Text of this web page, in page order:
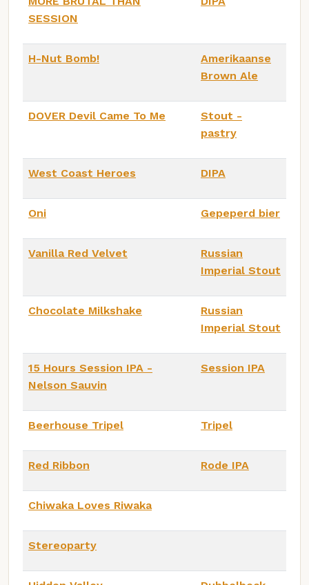
SESSION
H-Nut Bomb!
Amerikaanse
Brown Ale
DOVER Devil Came To Me
Stout -
pastry
West Coast Heroes DIPA
Oni Gepeperd bier
Vanilla Red Velvet
Russian
Imperial Stout
Chocolate Milkshake
Russian
Imperial Stout
15 Hours Session IPA -
Nelson Sauvin
Session IPA
Beerhouse Tripel Tripel
Red Ribbon Rode IPA
Chiwaka Loves Riwaka
Stereoparty